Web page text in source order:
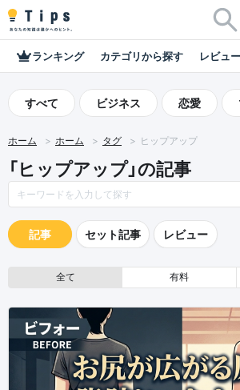
ランキング カテゴリから探す レビュー
すべて ビジネス 恋愛
ホーム ホーム タグ ヒップアップ
「ヒップアップ」の記事
記事 セット記事 レビュー
全て 有料